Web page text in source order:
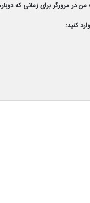
من در مرورگر برای زمانی که
کنید: